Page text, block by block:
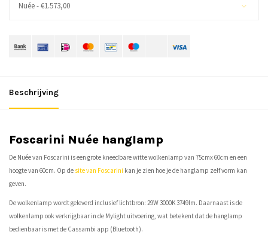
Nuée - €1.573,00
Beschrijving
Foscarini Nuée hanglamp
De Nuée van Foscarini is een grote kneedbare witte wolkenlamp van 75cmx 60cm en een
hoogte van 60cm. Op de site van Foscarini kan je zien hoe je de hanglamp zelf vorm kan
geven.
De wolkenlamp wordt geleverd inclusief lichtbron: 29W 3000K 3749lm. Daarnaast is de
wolkenlamp ook verkrijgbaar in de Mylight uitvoering, wat betekent dat de hanglamp
bedienbaar is met de Cassambi app (Bluetooth).